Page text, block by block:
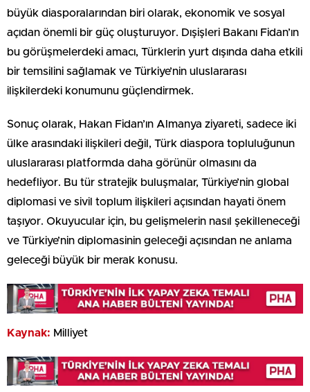
büyük diasporalarından biri olarak, ekonomik ve sosyal
açıdan önemli bir güç oluşturuyor. Dışişleri Bakanı Fidan’ın
bu görüşmelerdeki amacı, Türklerin yurt dışında daha etkili
bir temsilini sağlamak ve Türkiye’nin uluslararası
ilişkilerdeki konumunu güçlendirmek.
Sonuç olarak, Hakan Fidan’ın Almanya ziyareti, sadece iki
ülke arasındaki ilişkileri değil, Türk diaspora topluluğunun
uluslararası platformda daha görünür olmasını da
hedefliyor. Bu tür stratejik buluşmalar, Türkiye’nin global
diplomasi ve sivil toplum ilişkileri açısından hayati önem
taşıyor. Okuyucular için, bu gelişmelerin nasıl şekilleneceği
ve Türkiye’nin diplomasinin geleceği açısından ne anlama
geleceği büyük bir merak konusu.
Kaynak: Milliyet